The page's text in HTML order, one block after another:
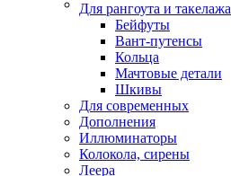
Для рангоута и такелажа
Бейфуты
Вант-путенсы
Кольца
Мачтовые детали
Шкивы
Для современных
Дополнения
Иллюминаторы
Колокола, сирены
Леера